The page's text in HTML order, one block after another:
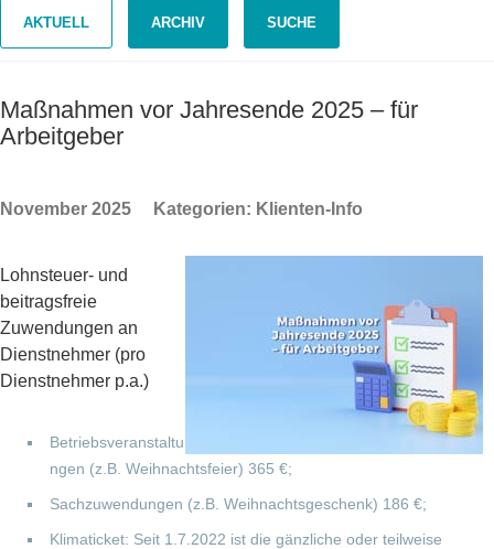
AKTUELL ARCHIV SUCHE
Maßnahmen vor Jahresende 2025 – für
Arbeitgeber
November 2025 Kategorien: Klienten-Info
Lohnsteuer- und
beitragsfreie
Zuwendungen an
Dienstnehmer (pro
Dienstnehmer p.a.)
Betriebsveranstaltu
ngen (z.B. Weihnachtsfeier) 365 €;
Sachzuwendungen (z.B. Weihnachtsgeschenk) 186 €;
Klimaticket: Seit 1.7.2022 ist die gänzliche oder teilweise